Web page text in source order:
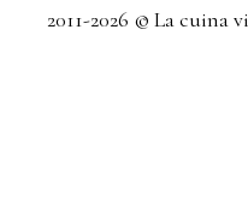
2011-2026 © La